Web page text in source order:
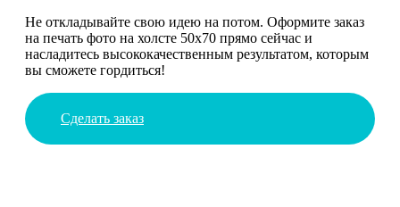
Не откладывайте свою идею на потом. Оформите заказ
на печать фото на холсте 50х70 прямо сейчас и
насладитесь высококачественным результатом, которым
вы сможете гордиться!
Сделать заказ